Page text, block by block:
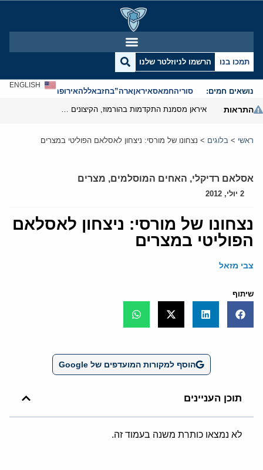
תמכו בנו הרשמו לניוזלטר שלנו
נושאים חמים: סוריהחמאסאיראןארה”בחזבאללהאירופהאנטישמיות
ENGLISH
התראות
ראשי > בלוגים > נצחונו של מורסי: ניצחון לאסלאם הפוליטי במצרים
אסלאם רדיקלי, האחים המוסלמים, מצרים
2 יולי, 2012
נצחונו של מורסי: ניצחון לאסלאם
הפוליטי במצרים
צבי מזאל
שיתוף
הוסף למקורות המועדפים של Google
תוכן העניינים
לא נמצאו כותרת משנה בעמוד זה.